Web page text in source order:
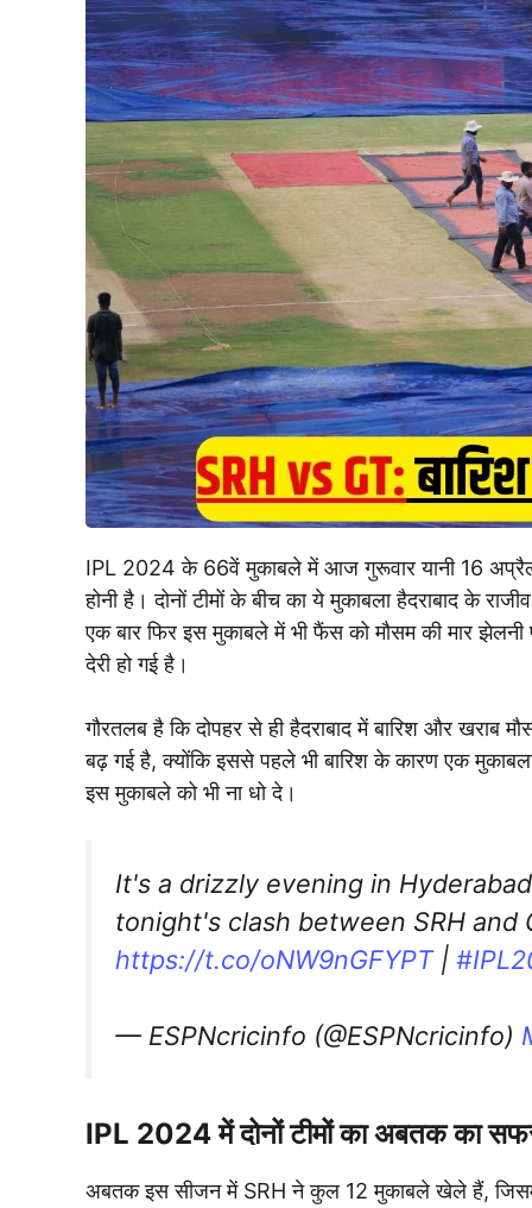
IPL 2024 के 66वें मुकाबले में आज गुरूवार यानी 16
होनी है। दोनों टीमों के बीच का ये मुकाबला हैदराबाद के
एक बार फिर इस मुकाबले में भी फैंस को मौसम की मार
देरी हो गई है।
गौरतलब है कि दोपहर से ही हैदराबाद में बारिश और खराब
बढ़ गई है, क्योंकि इससे पहले भी बारिश के कारण एक
इस मुकाबले को भी ना धो दे।
It's a drizzly evening in
tonight's clash between SRH
https://t.co/oNW9nGFYPT|
— ESPNcricinfo (@ESPNcricinfo)
IPL 2024 में दोनों टीमों का अबतक का
अबतक इस सीजन में SRH ने कुल 12 मुकाबले खेले हैं,